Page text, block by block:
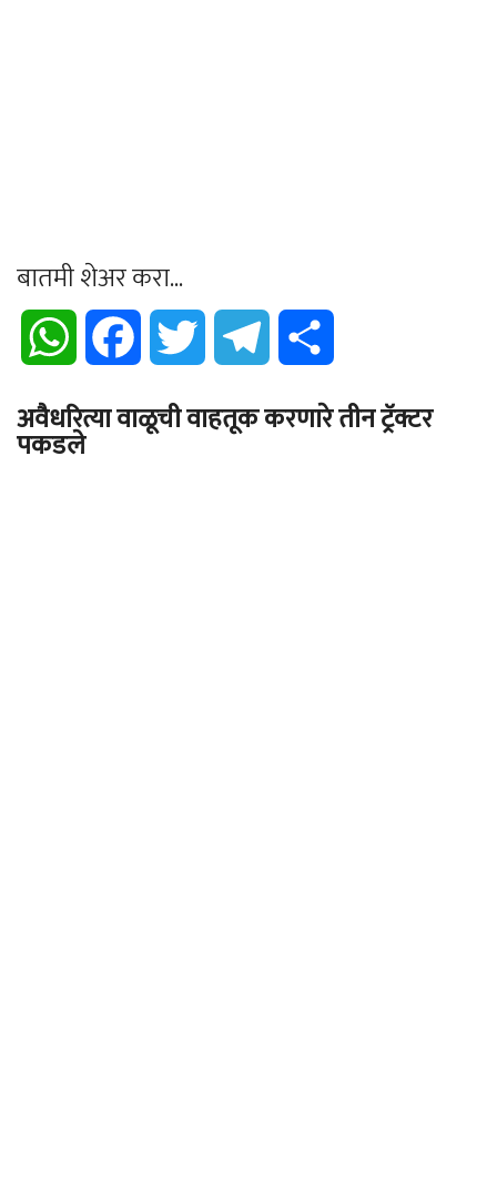
बातमी शेअर करा...
WhatsApp Facebook Twitter Telegram
अवैधरित्या वाळूची वाहतूक करणारे तीन ट्रॅक्टर
पकडले